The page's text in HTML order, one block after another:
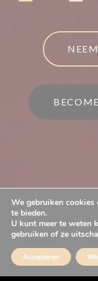
MEER
Sitemap|Privacy|
30
We gebruiken cookies
te bieden.
U kunt meer te weten
gebruiken of ze
Accepteren